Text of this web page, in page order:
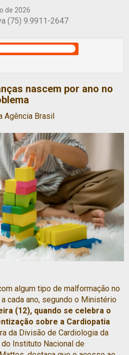
de 2026
(75) 9.9911-2647
nascem por ano no
Agência Brasil
algum tipo de malformação no
cada ano, segundo o Ministério
(12), quando se celebra o
sobre a Cardiopatia
da Divisão de Cardiologia da
Instituto Nacional de